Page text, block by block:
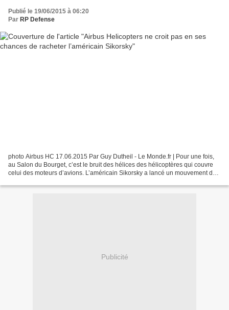
Publié le 19/06/2015 à 06:20
Par RP Defense
photo Airbus HC 17.06.2015 Par Guy Dutheil - Le Monde.fr | Pour une fois,
au Salon du Bourget, c’est le bruit des hélices des hélicoptères qui couvre
celui des moteurs d’avions. L’américain Sikorsky a lancé un mouvement de
Publicité